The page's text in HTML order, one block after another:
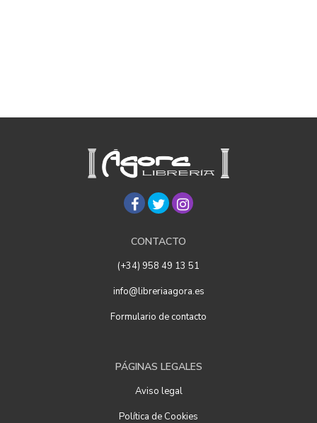
CONTACTO
(+34) 958 49 13 51
info@libreriaagora.es
Formulario de contacto
PÁGINAS LEGALES
Aviso legal
Política de Cookies